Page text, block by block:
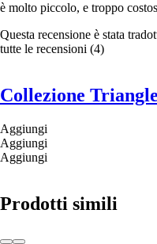
è molto piccolo, e troppo
Questa recensione è stata
tutte le recensioni (4)
Collezione
Aggiungi
Aggiungi
Aggiungi
Prodotti simili